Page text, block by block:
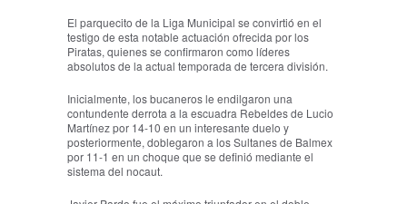
El parquecito de la Liga Municipal se convirtió en el
testigo de esta notable actuación ofrecida por los
Piratas, quienes se confirmaron como líderes
absolutos de la actual temporada de tercera división.
Inicialmente, los bucaneros le endilgaron una
contundente derrota a la escuadra Rebeldes de Lucio
Martínez por 14-10 en un interesante duelo y
posteriormente, doblegaron a los Sultanes de Balmex
por 11-1 en un choque que se definió mediante el
sistema del nocaut.